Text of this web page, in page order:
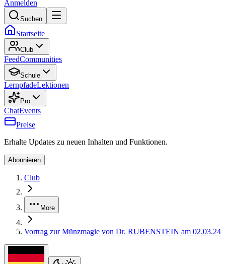
Anmelden
Suchen
Startseite
Club
FeedCommunities
Schule
LernpfadeLektionen
Pro
ChatEvents
Preise
Erhalte Updates zu neuen Inhalten und Funktionen.
Abonnieren
Club
More
Vortrag zur Münzmagie von Dr. RUBENSTEIN am 02.03.24